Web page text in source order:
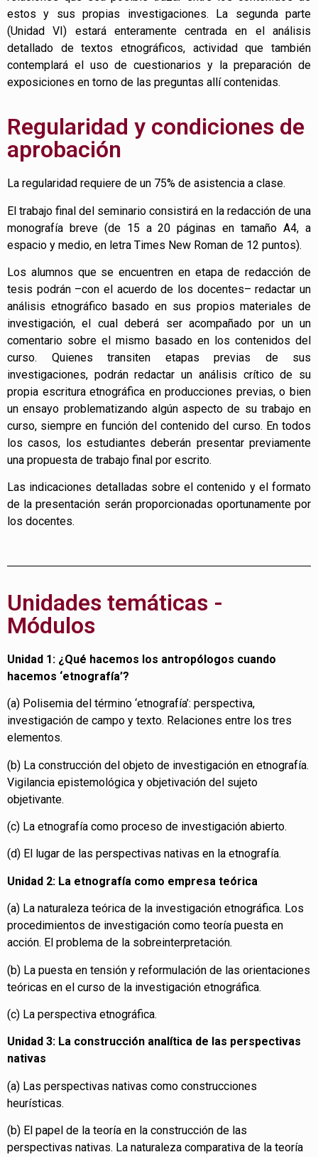
estos y sus propias investigaciones. La segunda parte
(Unidad VI) estará enteramente centrada en el análisis
detallado de textos etnográficos, actividad que también
contemplará el uso de cuestionarios y la preparación de
exposiciones en torno de las preguntas allí contenidas.
Regularidad y condiciones de
aprobación
La regularidad requiere de un 75% de asistencia a clase.
El trabajo final del seminario consistirá en la redacción de una
monografía breve (de 15 a 20 páginas en tamaño A4, a
espacio y medio, en letra Times New Roman de 12 puntos).
Los alumnos que se encuentren en etapa de redacción de
tesis podrán –con el acuerdo de los docentes– redactar un
análisis etnográfico basado en sus propios materiales de
investigación, el cual deberá ser acompañado por un un
comentario sobre el mismo basado en los contenidos del
curso. Quienes transiten etapas previas de sus
investigaciones, podrán redactar un análisis crítico de su
propia escritura etnográfica en producciones previas, o bien
un ensayo problematizando algún aspecto de su trabajo en
curso, siempre en función del contenido del curso. En todos
los casos, los estudiantes deberán presentar previamente
una propuesta de trabajo final por escrito.
Las indicaciones detalladas sobre el contenido y el formato
de la presentación serán proporcionadas oportunamente por
los docentes.
Unidades temáticas -
Módulos
Unidad 1: ¿Qué hacemos los antropólogos cuando
hacemos ‘etnografía’?
(a) Polisemia del término ‘etnografía’: perspectiva,
investigación de campo y texto. Relaciones entre los tres
elementos.
(b) La construcción del objeto de investigación en etnografía.
Vigilancia epistemológica y objetivación del sujeto
objetivante.
(c) La etnografía como proceso de investigación abierto.
(d) El lugar de las perspectivas nativas en la etnografía.
Unidad 2: La etnografía como empresa teórica
(a) La naturaleza teórica de la investigación etnográfica. Los
procedimientos de investigación como teoría puesta en
acción. El problema de la sobreinterpretación.
(b) La puesta en tensión y reformulación de las orientaciones
teóricas en el curso de la investigación etnográfica.
(c) La perspectiva etnográfica.
Unidad 3: La construcción analítica de las perspectivas
nativas
(a) Las perspectivas nativas como construcciones
heurísticas.
(b) El papel de la teoría en la construcción de las
perspectivas nativas. La naturaleza comparativa de la teoría